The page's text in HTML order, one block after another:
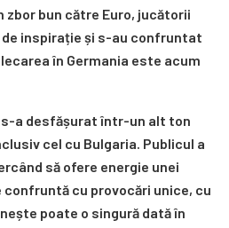
bun către Euro, jucătorii
inspirație și s-au confruntat
în Germania este acum
a desfășurat într-un alt ton
cel cu Bulgaria. Publicul a
să ofere energie unei
cu provocări unice, cu
poate o singură dată în